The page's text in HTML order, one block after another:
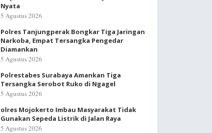
Nyata
5 Agustus 2026
Polres Tanjungperak Bongkar Tiga Jaringan
Narkoba, Empat Tersangka Pengedar
Diamankan
5 Agustus 2026
Polrestabes Surabaya Amankan Tiga
Tersangka Serobot Ruko di Ngagel
5 Agustus 2026
olres Mojokerto Imbau Masyarakat Tidak
Gunakan Sepeda Listrik di Jalan Raya
5 Agustus 2026